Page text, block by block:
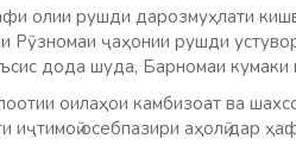
олии рушди дарозмуҳлати
Рӯзномаи ҷаҳонии рушди
дода шуда, Барномаи кумаки
оилаҳои камбизоат ва
иҷтимоӣ осебпазири аҳолӣ дар